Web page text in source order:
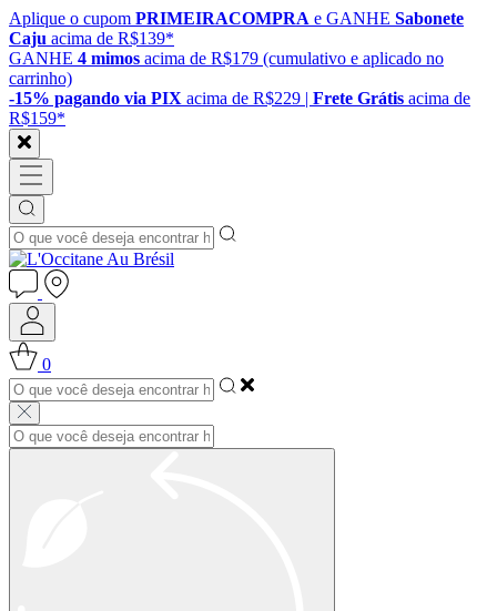
Aplique o cupom PRIMEIRACOMPRA e GANHE Sabonete
Caju acima de R$139*
GANHE 4 mimos acima de R$179 (cumulativo e aplicado no
carrinho)
-15% pagando via PIX acima de R$229 | Frete Grátis acima de
R$159*
0